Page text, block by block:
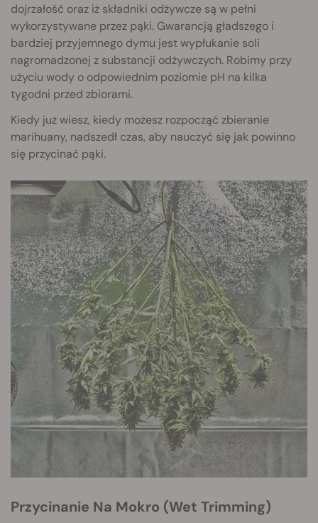
dojrzałość oraz iż składniki odżywcze są w pełni
wykorzystywane przez pąki. Gwarancją gładszego i
bardziej przyjemnego dymu jest wypłukanie soli
nagromadzonej z substancji odżywczych. Robimy przy
użyciu wody o odpowiednim poziomie pH na kilka
tygodni przed zbiorami.
Kiedy już wiesz, kiedy możesz rozpocząć zbieranie
marihuany, nadszedł czas, aby nauczyć się jak powinno
się przycinać pąki.
Przycinanie Na Mokro (Wet Trimming)